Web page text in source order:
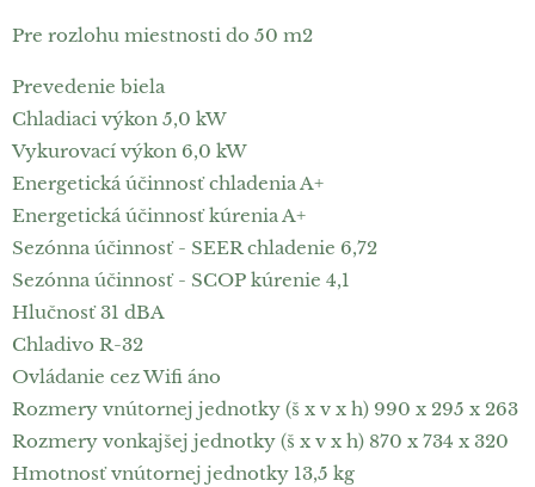
Pre rozlohu miestnosti do 50 m2
Prevedenie biela
Chladiaci výkon 5,0 kW
Vykurovací výkon 6,0 kW
Energetická účinnosť chladenia A+
Energetická účinnosť kúrenia A+
Sezónna účinnosť - SEER chladenie 6,72
Sezónna účinnosť - SCOP kúrenie 4,1
Hlučnosť 31 dBA
Chladivo R-32
Ovládanie cez Wifi áno
Rozmery vnútornej jednotky (š x v x h) 990 x 295 x 263
Rozmery vonkajšej jednotky (š x v x h) 870 x 734 x 320
Hmotnosť vnútornej jednotky 13,5 kg